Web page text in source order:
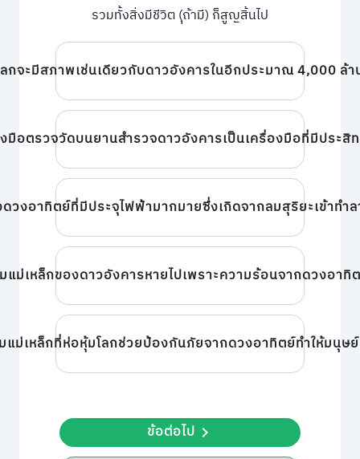
รวมทั้งสิ่งมีชีวิต (ุถ้ามี) ก็สูญสิ้นไป
กจะมีสภาพเช่นเดียวกับดาวอังคารในอีกประมาณ 4,000 ล้
มือตรวจวัดบนยานสำรวจดาวอังคารเป็นเครื่องมือที่มีประ
วงอาทิตย์ที่มีประจุไฟฟ้ามากมายซึ่งเกิดจากลมสุริยะเข้าทำ
แม่เหล็กของดาวอังคารหายไปเพราะความร้อนจากดวงอาทิ
แม่เหล็กที่ห่อหุ้มโลกช่วยป้องกันภัยจากดวงอาทิตย์ทำให้มนุษ
ข้อต่อไป